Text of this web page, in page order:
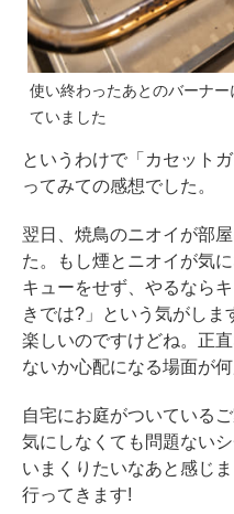
使い終わったあとのバーナ
ていました
というわけで「カセット
ってみての感想でした。
翌日、焼鳥のニオイが部
た。もし煙とニオイが気
キューをせず、やるなら
きでは?」という気がしま
楽しいのですけどね。正
ないか心配になる場面が何
自宅にお庭がついている
気にしなくても問題ない
いまくりたいなあと感じ
行ってきます!